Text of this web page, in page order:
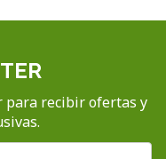
para recibir ofertas y